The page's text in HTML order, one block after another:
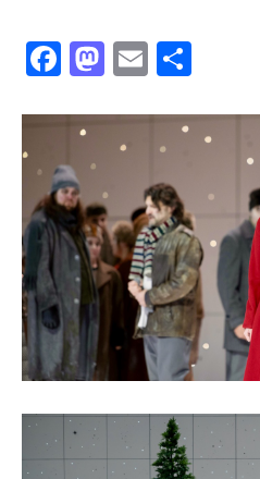
Facebook
Mastodon
Email